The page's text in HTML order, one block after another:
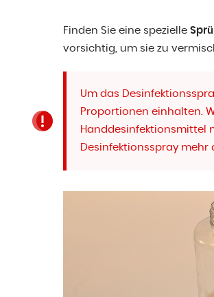
Finden Sie eine spezielle
vorsichtig, um sie zu
Um das
Proportionen einhalten.
Handdesinfektionsmittel
Desinfektionsspray mehr